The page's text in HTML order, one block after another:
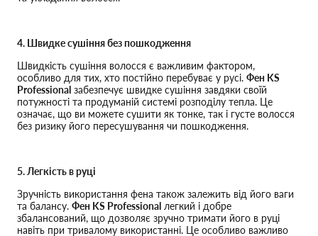
4. Швидке сушіння без пошкодження
Швидкість сушіння волосся є важливим фактором,
особливо для тих, хто постійно перебуває у русі. Фен KS
Professional забезпечує швидке сушіння завдяки своїй
потужності та продуманій системі розподілу тепла. Це
означає, що ви можете сушити як тонке, так і густе волосся
без ризику його пересушування чи пошкодження.
5. Легкість в руці
Зручність використання фена також залежить від його ваги
та балансу. Фен KS Professional легкий і добре
збалансований, що дозволяє зручно тримати його в руці
навіть при тривалому використанні. Це особливо важливо